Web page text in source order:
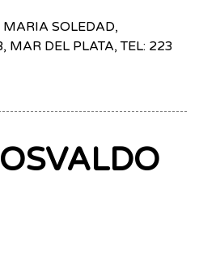
SOLEDAD,
MAR DEL PLATA, TEL: 223